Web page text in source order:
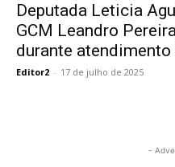
Deputada Leticia
GCM Leandro
durante
Editor2 - 17 de julho de 2025
-